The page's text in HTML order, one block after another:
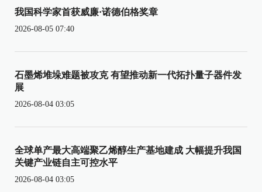
我国科学家首获威廉·诺德伯格奖章
2026-08-05 07:40
石墨烯堆垛难题被攻克 有望推动新一代拓扑量子器件发
展
2026-08-04 03:05
全球单产最大高端聚乙烯醇生产基地建成 大幅提升我国
关键产业链自主可控水平
2026-08-04 03:05